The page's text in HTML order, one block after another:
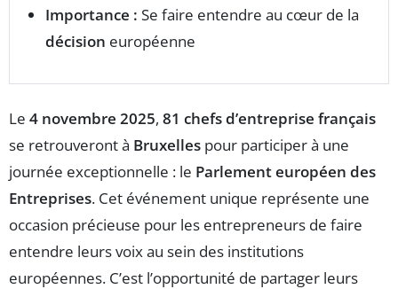
Importance : Se faire entendre au cœur de la
décision européenne
Le 4 novembre 2025, 81 chefs d’entreprise français
se retrouveront à Bruxelles pour participer à une
journée exceptionnelle : le Parlement européen des
Entreprises. Cet événement unique représente une
occasion précieuse pour les entrepreneurs de faire
entendre leurs voix au sein des institutions
européennes. C’est l’opportunité de partager leurs